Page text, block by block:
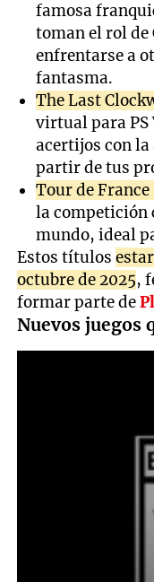
famosa
toman el rol de
enfrentarse a
fantasma.
The Last
virtual para PS
acertijos con la
partir de tus
Tour de France
la competición
mundo, ideal
Estos títulos
octubre de 2025,
formar parte de
Nuevos juegos